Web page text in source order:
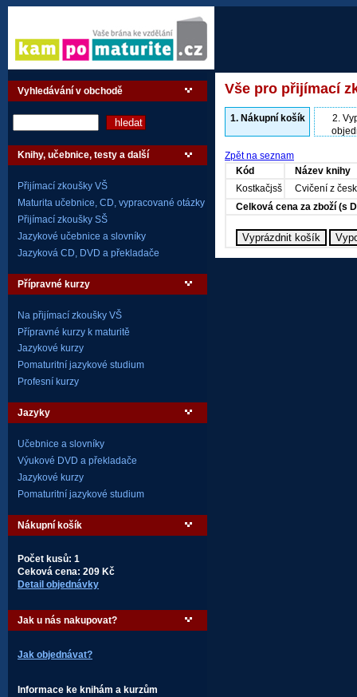
Vyhledávání v obchodě
Knihy, učebnice, testy a další
Přijímací zkoušky VŠ
Maturita učebnice, CD, vypracované otázky
Přijímací zkoušky SŠ
Jazykové učebnice a slovníky
Jazyková CD, DVD a překladače
Přípravné kurzy
Na přijímací zkoušky VŠ
Přípravné kurzy k maturitě
Jazykové kurzy
Pomaturitní jazykové studium
Profesní kurzy
Jazyky
Učebnice a slovníky
Výukové DVD a překladače
Jazykové kurzy
Pomaturitní jazykové studium
Nákupní košík
Počet kusů: 1
Ceková cena: 209 Kč
Detail objednávky
Jak u nás nakupovat?
Jak objednávat?
Informace ke knihám a kurzům
Vše pro přijímací
1.Nákupní košík 2.
Zpět na seznam
Kód
Název knihy
Kostkačjsš
Cvičení z
Celková cena za zboží (s